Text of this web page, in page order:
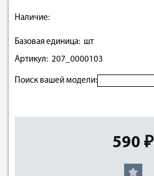
Наличие:
Базовая единица: шт
Артикул: 207_0000103
Поиск вашей модели:
590 ₽